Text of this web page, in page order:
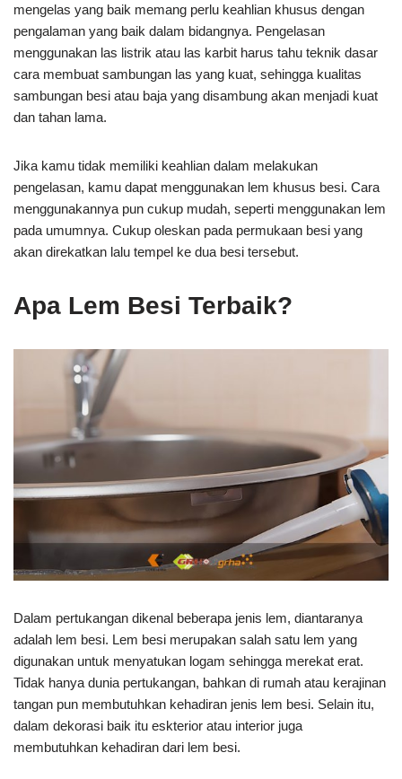
mengelas yang baik memang perlu keahlian khusus dengan
pengalaman yang baik dalam bidangnya. Pengelasan
menggunakan las listrik atau las karbit harus tahu teknik dasar
cara membuat sambungan las yang kuat, sehingga kualitas
sambungan besi atau baja yang disambung akan menjadi kuat
dan tahan lama.
Jika kamu tidak memiliki keahlian dalam melakukan
pengelasan, kamu dapat menggunakan lem khusus besi. Cara
menggunakannya pun cukup mudah, seperti menggunakan lem
pada umumnya. Cukup oleskan pada permukaan besi yang
akan direkatkan lalu tempel ke dua besi tersebut.
Apa Lem Besi Terbaik?
Dalam pertukangan dikenal beberapa jenis lem, diantaranya
adalah lem besi. Lem besi merupakan salah satu lem yang
digunakan untuk menyatukan logam sehingga merekat erat.
Tidak hanya dunia pertukangan, bahkan di rumah atau kerajinan
tangan pun membutuhkan kehadiran jenis lem besi. Selain itu,
dalam dekorasi baik itu eskterior atau interior juga
membutuhkan kehadiran dari lem besi.